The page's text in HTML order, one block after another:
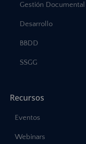
Gestión Documental
Desarrollo
BBDD
SSGG
Recursos
Eventos
Webinars